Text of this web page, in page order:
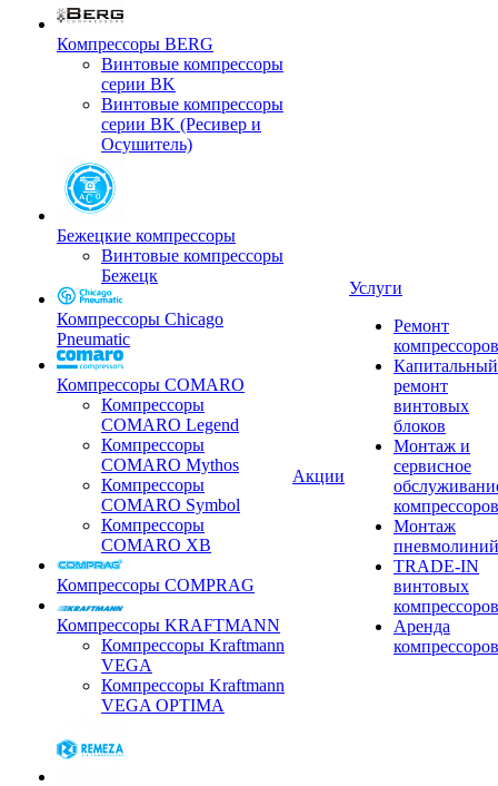
Компрессоры BERG
Винтовые компрессоры
серии BK
Винтовые компрессоры
серии BK (Ресивер и
Осушитель)
Бежецкие компрессоры
Винтовые компрессоры
Бежецк
Компрессоры Chicago
Pneumatic
Компрессоры COMARO
Компрессоры
COMARO Legend
Компрессоры
COMARO Mythos
Компрессоры
COMARO Symbol
Компрессоры
COMARO XB
Компрессоры COMPRAG
Компрессоры KRAFTMANN
Компрессоры Kraftmann
VEGA
Компрессоры Kraftmann
VEGA OPTIMA
Акции
Услуги
Ремонт
компрессоров
Капитальный
ремонт
винтовых
блоков
Монтаж и
сервисное
компрессоров
Монтаж
пневмолиний
TRADE-IN
винтовых
компрессоров
Аренда
компрессоров